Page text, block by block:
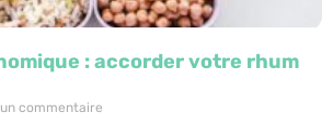
: accorder votre rhum
commentaire